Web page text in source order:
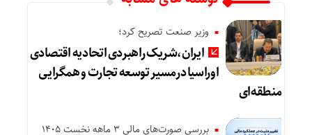
وزیر صنعت تصریح کرد؛
ایران،شریک راهبردی اتحادیه اقتصادی
اوراسیا درمسیر توسعه تجارت و همگرایی
منطقه‌ای
بررسی صورت‌های مالی 3 ماهه نخست 1405